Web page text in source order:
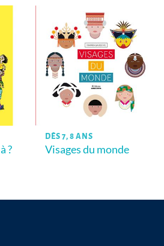
?
DÈS 7, 8 ANS
Visages du monde